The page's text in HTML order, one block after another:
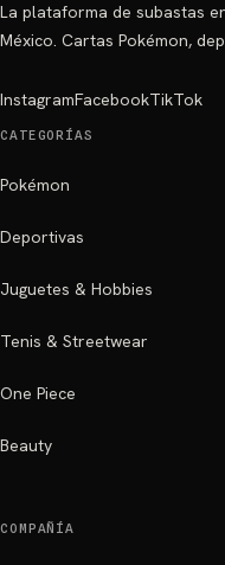
La plataforma de subastas
México. Cartas Pokémon,
InstagramFacebookTikTok
CATEGORÍAS
Pokémon
Deportivas
Juguetes & Hobbies
Tenis & Streetwear
One Piece
Beauty
COMPAÑÍA